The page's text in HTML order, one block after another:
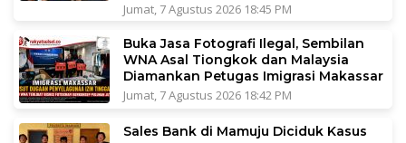
Jumat, 7 Agustus 2026 18:45 PM
Buka Jasa Fotografi Ilegal, Sembilan
WNA Asal Tiongkok dan Malaysia
Diamankan Petugas Imigrasi Makassar
Jumat, 7 Agustus 2026 18:42 PM
Sales Bank di Mamuju Diciduk Kasus